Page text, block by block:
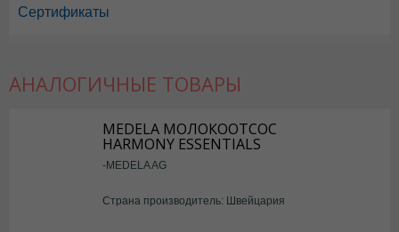
Сертификаты
АНАЛОГИЧНЫЕ ТОВАРЫ
MEDELA МОЛОКООТСОС
HARMONY ESSENTIALS
-MEDELA AG
Страна производитель: Швейцария